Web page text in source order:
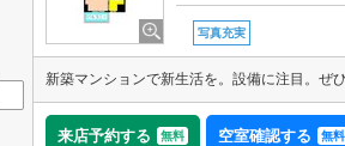
写真充実
新築マンションで新生活を。設備に注目。ぜ
来店予約する 無料 空室確認する 無料